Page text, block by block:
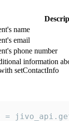
name
email
phone number
information
setContactInfo
=